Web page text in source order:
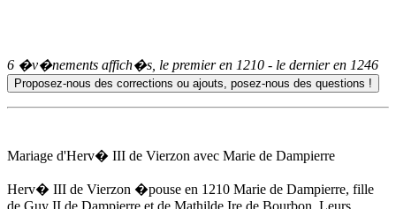
6 �v�nements affich�s, le premier en 1210 - le dernier en 1246
Mariage d'Herv� III de Vierzon avec Marie de Dampierre
Herv� III de Vierzon �pouse en 1210 Marie de Dampierre, fille
de Guy II de Dampierre et de Mathilde Ire de Bourbon. Leurs